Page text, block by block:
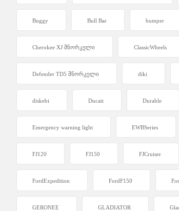
Buggy Bull Bar bumper
Cherokee XJ შნორკელი ClassicWheels
Defender TD5 შნორკელი diki
diskebi Ducati Durable
Emergency warning light EWBSeries
FJ120 FJ150 FJCruiser
FordExpedition FordF150
GERONEE GLADIATOR